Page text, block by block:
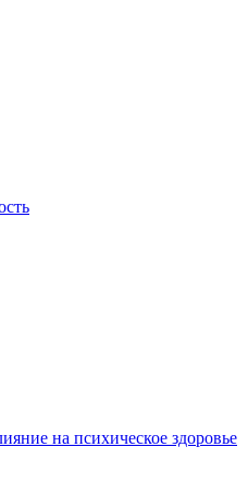
на психическое здоровье